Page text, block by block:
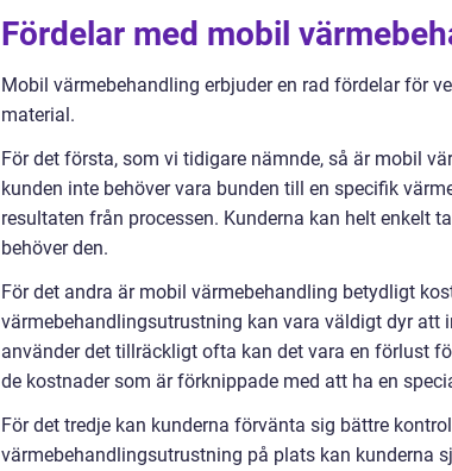
Fördelar med mobil
Mobil värmebehandling erbjuder en rad fördelar för
material.
För det första, som vi tidigare nämnde, så är mobil
kunden inte behöver vara bunden till en specifik
resultaten från processen. Kunderna kan helt enkelt
behöver den.
För det andra är mobil värmebehandling betydligt
värmebehandlingsutrustning kan vara väldigt dyr att
använder det tillräckligt ofta kan det vara en förlust
de kostnader som är förknippade med att ha en
För det tredje kan kunderna förvänta sig bättre
värmebehandlingsutrustning på plats kan kunderna